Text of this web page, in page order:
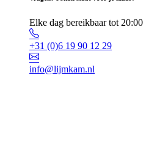
Elke dag bereikbaar tot 20:00
+31 (0)6 19 90 12 29
info@lijmkam.nl